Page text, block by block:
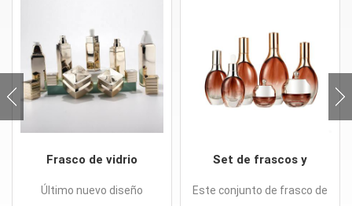
Frasco de vidrio
cosmética.
Último nuevo diseño
Set de frascos y
lujo para el cuidado de
Este conjunto de frasco de